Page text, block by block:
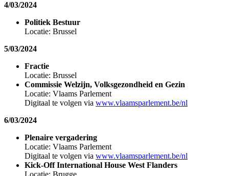
4/03/2024
Politiek Bestuur
Locatie: Brussel
5/03/2024
Fractie
Locatie: Brussel
Commissie Welzijn, Volksgezondheid en Gezin
Locatie: Vlaams Parlement
Digitaal te volgen via www.vlaamsparlement.be/nl
6/03/2024
Plenaire vergadering
Locatie: Vlaams Parlement
Digitaal te volgen via www.vlaamsparlement.be/nl
Kick-Off International House West Flanders